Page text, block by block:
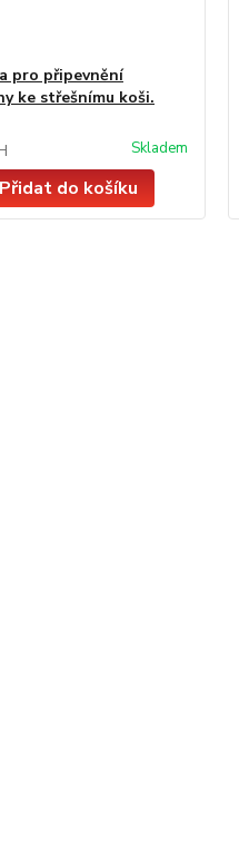
pro připevnění
ke střešnímu koši.
Skladem
Přidat do košíku